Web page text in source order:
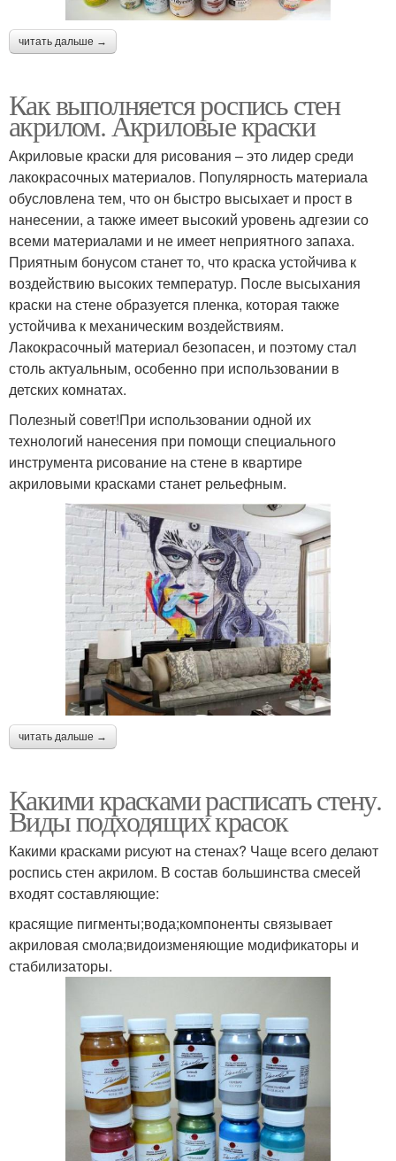
читать дальше →
Как выполняется роспись стен
акрилом. Акриловые краски
Акриловые краски для рисования – это лидер среди
лакокрасочных материалов. Популярность материала
обусловлена тем, что он быстро высыхает и прост в
нанесении, а также имеет высокий уровень адгезии со
всеми материалами и не имеет неприятного запаха.
Приятным бонусом станет то, что краска устойчива к
воздействию высоких температур. После высыхания
краски на стене образуется пленка, которая также
устойчива к механическим воздействиям.
Лакокрасочный материал безопасен, и поэтому стал
столь актуальным, особенно при использовании в
детских комнатах.
Полезный совет!При использовании одной их
технологий нанесения при помощи специального
инструмента рисование на стене в квартире
акриловыми красками станет рельефным.
читать дальше →
Какими красками расписать стену.
Виды подходящих красок
Какими красками рисуют на стенах? Чаще всего делают
роспись стен акрилом. В состав большинства смесей
входят составляющие:
красящие пигменты;вода;компоненты связывает
акриловая смола;видоизменяющие модификаторы и
стабилизаторы.